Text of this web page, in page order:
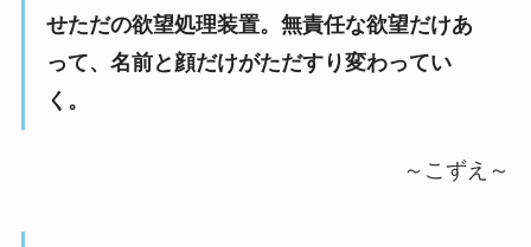
せただの欲望処理装置。無責任な欲望だけあ
って、名前と顔だけがただすり変わってい
く。
～こずえ～